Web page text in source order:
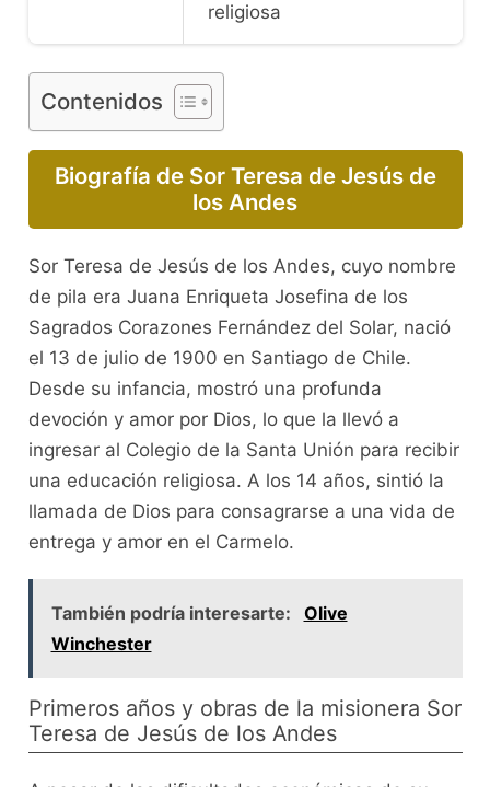
religiosa
Contenidos
Biografía de Sor Teresa de Jesús de
los Andes
Sor Teresa de Jesús de los Andes, cuyo nombre
de pila era Juana Enriqueta Josefina de los
Sagrados Corazones Fernández del Solar, nació
el 13 de julio de 1900 en Santiago de Chile.
Desde su infancia, mostró una profunda
devoción y amor por Dios, lo que la llevó a
ingresar al Colegio de la Santa Unión para recibir
una educación religiosa. A los 14 años, sintió la
llamada de Dios para consagrarse a una vida de
entrega y amor en el Carmelo.
También podría interesarte:
Olive
Winchester
Primeros años y obras de la misionera Sor
Teresa de Jesús de los Andes